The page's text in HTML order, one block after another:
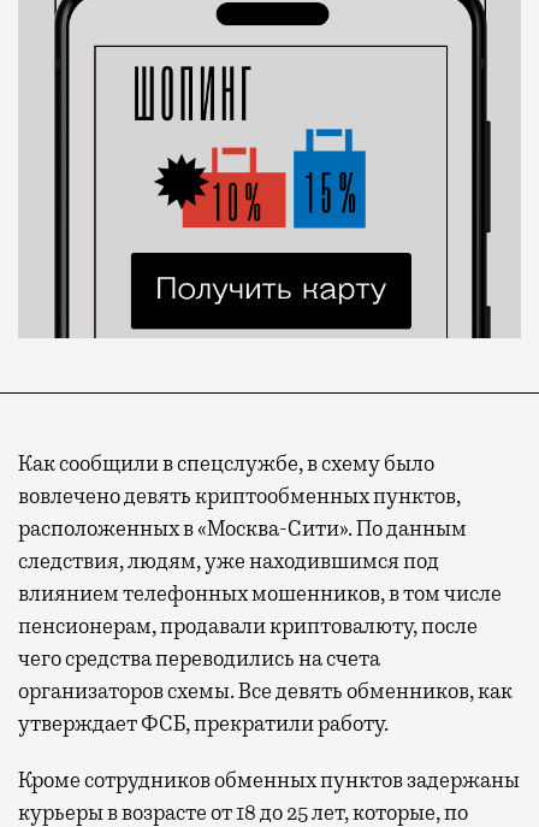
Как сообщили в спецслужбе, в схему было
вовлечено девять криптообменных пунктов,
расположенных в «Москва-Сити». По данным
следствия, людям, уже находившимся под
влиянием телефонных мошенников, в том числе
пенсионерам, продавали криптовалюту, после
чего средства переводились на счета
организаторов схемы. Все девять обменников, как
утверждает ФСБ, прекратили работу.
Кроме сотрудников обменных пунктов задержаны
курьеры в возрасте от 18 до 25 лет, которые, по